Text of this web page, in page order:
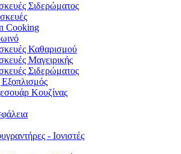
Σιδερώματος
Cooking
Καθαρισμού
Μαγειρικής
Σιδερώματος
Εξοπλισμός
Κουζίνας
- Ιονιστές